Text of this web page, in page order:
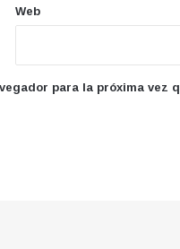
Web
para la próxima vez